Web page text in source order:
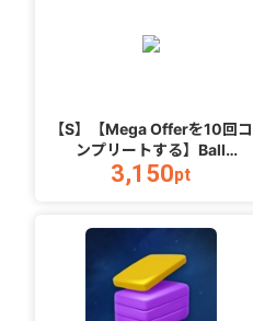
【S】【Mega Offerを10回コ
ンプリートする】Ball
Hop_Android
3,150pt